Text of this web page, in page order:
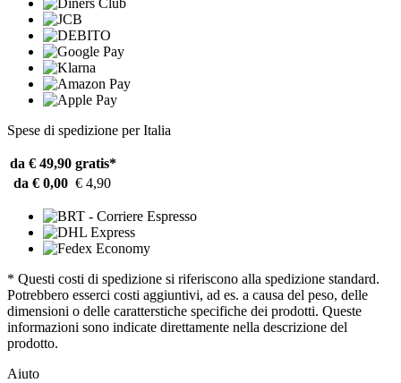
Spese di spedizione per Italia
da € 49,90 gratis*
da € 0,00 € 4,90
* Questi costi di spedizione si riferiscono alla spedizione standard.
Potrebbero esserci costi aggiuntivi, ad es. a causa del peso, delle
dimensioni o delle caratterstiche specifiche dei prodotti. Queste
informazioni sono indicate direttamente nella descrizione del
prodotto.
Aiuto